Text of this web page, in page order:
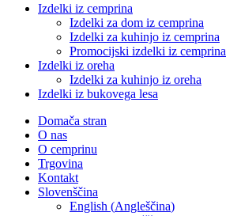
Izdelki iz cemprina
Izdelki za dom iz cemprina
Izdelki za kuhinjo iz cemprina
Promocijski izdelki iz cemprina
Izdelki iz oreha
Izdelki za kuhinjo iz oreha
Izdelki iz bukovega lesa
Domača stran
O nas
O cemprinu
Trgovina
Kontakt
Slovenščina
English (Angleščina)